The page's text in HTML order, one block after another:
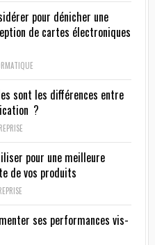
pour dénicher une
de cartes électroniques
sont les différences entre
?
pour une meilleure
de vos produits
ses performances vis-